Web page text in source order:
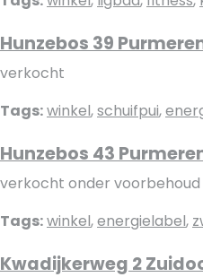
Hunzebos 39
verkocht
Tags:winkel,schuifpui,
Hunzebos 43
verkocht onder voorbehoud
Tags:winkel,energielabel,
Kwadijkerweg 2